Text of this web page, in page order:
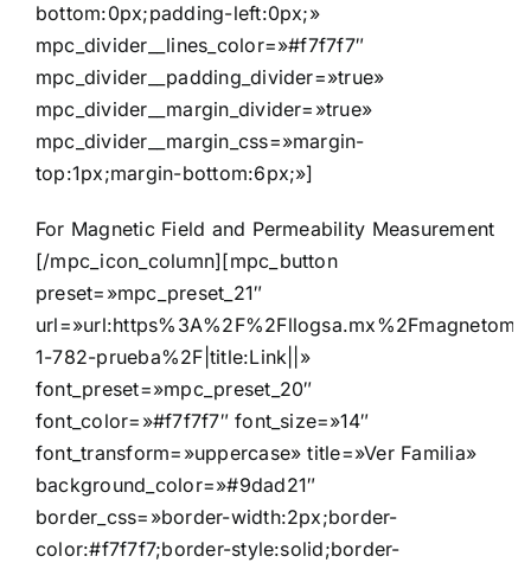
bottom:0px;padding-left:0px;»
mpc_divider__lines_color=»#f7f7f7″
mpc_divider__padding_divider=»true»
mpc_divider__margin_divider=»true»
mpc_divider__margin_css=»margin-
top:1px;margin-bottom:6px;»]
For Magnetic Field and Permeability Measurement
[/mpc_icon_column][mpc_button
preset=»mpc_preset_21″
1-782-prueba%2F|title:Link||»
font_preset=»mpc_preset_20″
font_color=»#f7f7f7″ font_size=»14″
font_transform=»uppercase» title=»Ver Familia»
background_color=»#9dad21″
border_css=»border-width:2px;border-
color:#f7f7f7;border-style:solid;border-